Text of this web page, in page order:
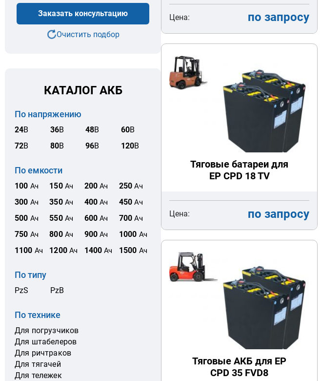
Заказать консультацию
Очистить подбор
КАТАЛОГ АКБ
По напряжению
24В 36В 48В 60В
72В 80В 96В 120В
По емкости
100 Ач 150Ач 200Ач 250 Ач
300 Ач 350Ач 400Ач 450 Ач
500 Ач 550Ач 600Ач 700 Ач
750 Ач 800Ач 900Ач 1000 Ач
1100 Ач 1200Ач 1400 Ач 1500 Ач
По типу
PzS PzB
По технике
Для погрузчиков
Для штабелеров
Для ричтраков
Для тягачей
Для тележек
Цена: по запросу
Тяговые батареи для
EP CPD 18 TV
Цена: по запросу
Тяговые АКБ для EP
CPD 35 FVD8